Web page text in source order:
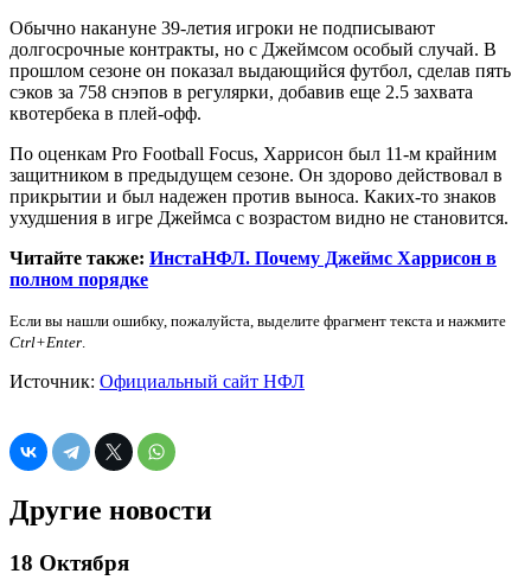
Обычно накануне 39-летия игроки не подписывают
долгосрочные контракты, но с Джеймсом особый случай. В
прошлом сезоне он показал выдающийся футбол, сделав пять
сэков за 758 снэпов в регулярки, добавив еще 2.5 захвата
квотербека в плей-офф.
По оценкам Pro Football Focus, Харрисон был 11-м крайним
защитником в предыдущем сезоне. Он здорово действовал в
прикрытии и был надежен против выноса. Каких-то знаков
ухудшения в игре Джеймса с возрастом видно не становится.
Читайте также: ИнстаНФЛ. Почему Джеймс Харрисон в
полном порядке
Если вы нашли ошибку, пожалуйста, выделите фрагмент текста и нажмите
Ctrl+Enter.
Источник: Официальный сайт НФЛ
Другие новости
18 Октября